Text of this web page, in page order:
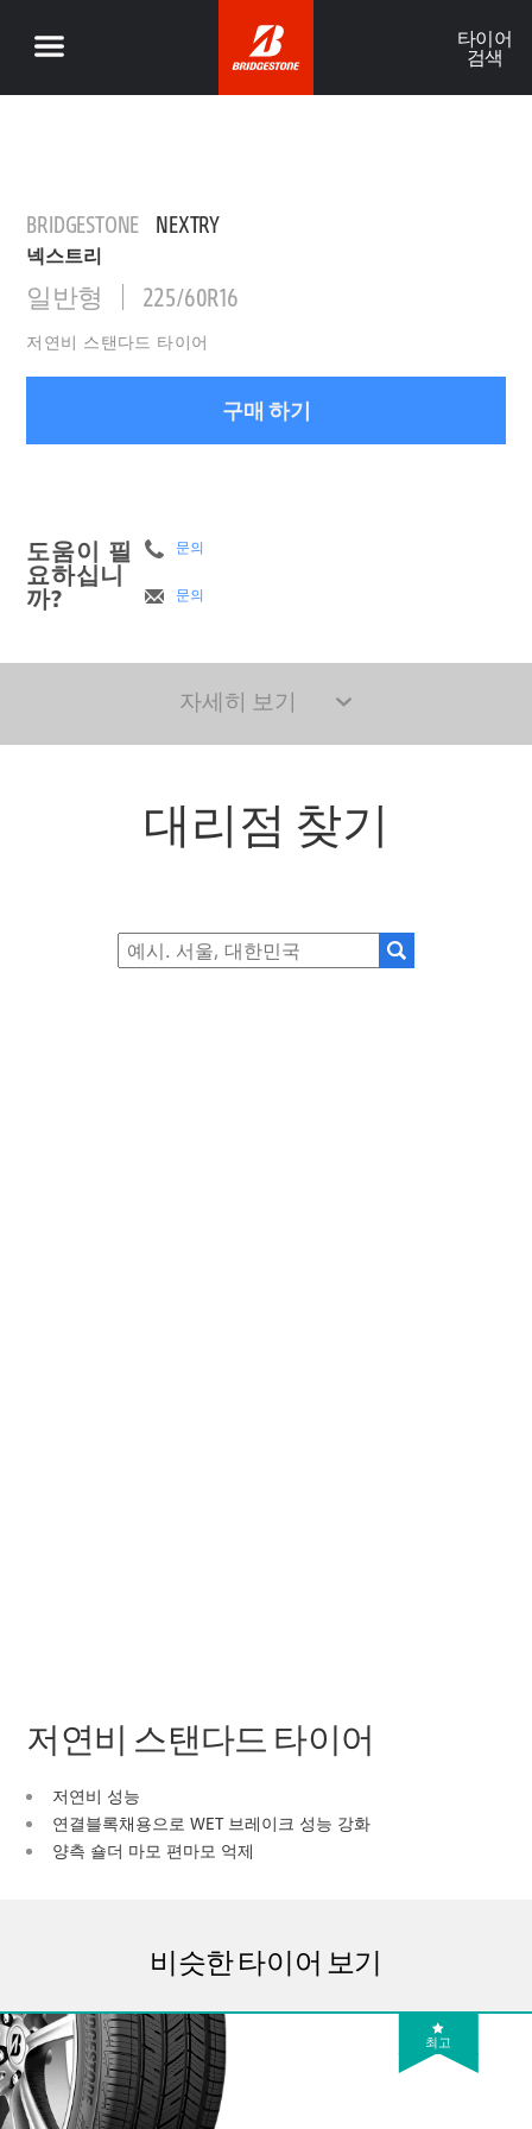
타이어
검색
BRIDGESTONE NEXTRY
넥스트리
일반형 225/60R16
저연비 스탠다드 타이어
구매 하기
도움이 필
요하십니
까?
문의
문의
자세히 보기
대리점 찾기
저연비 스탠다드 타이어
저연비 성능
연결블록채용으로 WET 브레이크 성능 강화
양측 숄더 마모 편마모 억제
비슷한 타이어 보기
최고